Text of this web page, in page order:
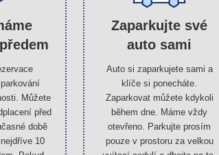
Můžete
před
době
10
Zaparkujte své
auto sami
Auto si zaparkujete sami a
klíče si ponecháte.
Zaparkovat můžete kdykoli
během dne. Máme vždy
otevřeno. Parkujte prosím
pouze v prostoru za velkou